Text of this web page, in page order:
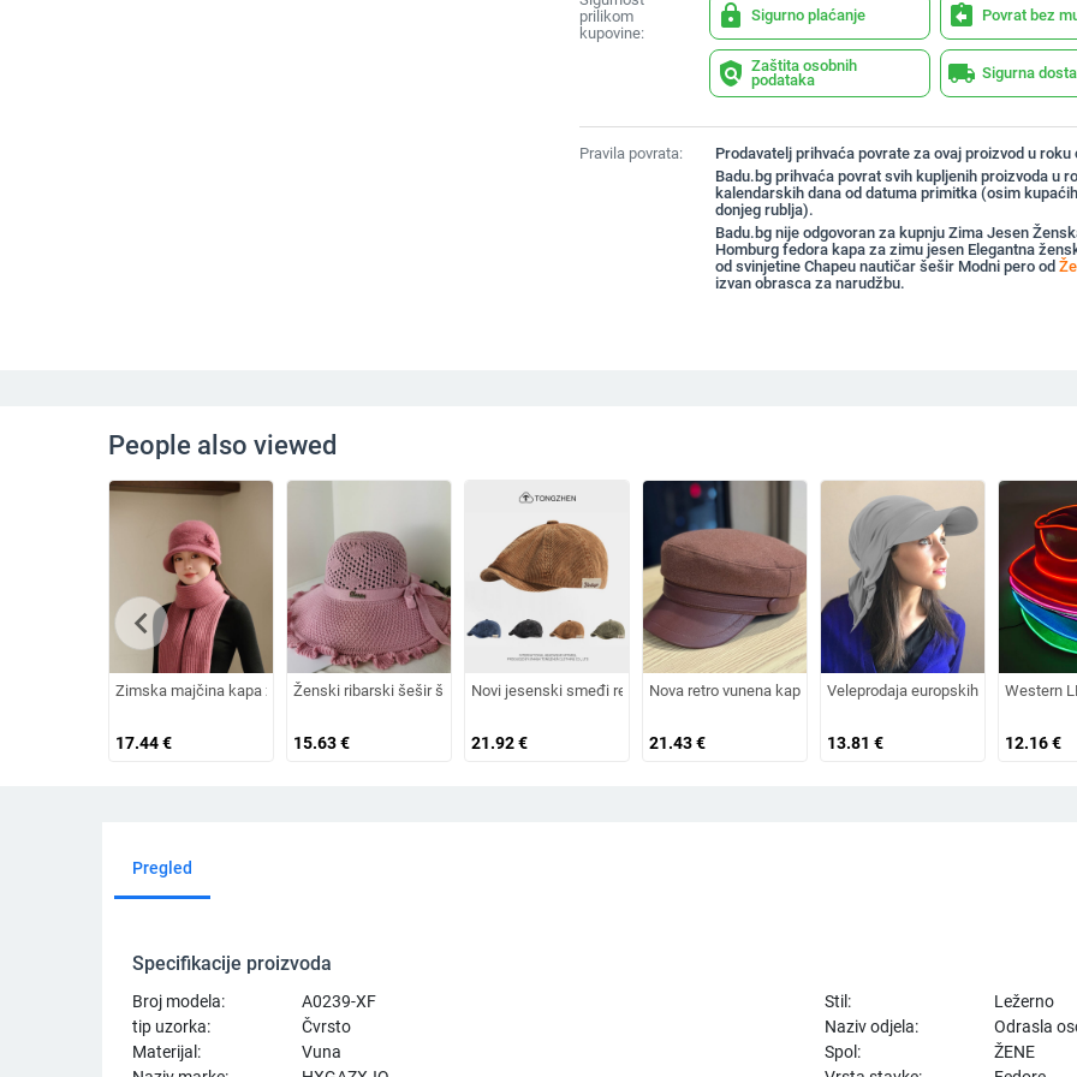
prilikom
kupovine:
lock Sigurno plaćanje assignment_return Povrat bez
policy Zaštita osobnih
podataka
local_shipping Sigurna
Pravila povrata:
Prodavatelj prihvaća povrate za ovaj proizvod u roku
Badu.bg prihvaća povrat svih kupljenih proizvoda u
kalendarskih dana od datuma primitka (osim
donjeg rublja).
Badu.bg nije odgovoran za kupnju Zima Jesen
Homburg fedora kapa za zimu jesen Elegantna
od svinjetine Chapeu nautičar šešir Modni pero od
izvan obrasca za narudžbu.
People also viewed
Zimska majčina kapa za žene srednjih i starijih godina, pletena od zečjeg krzna, otporna na hladnoću, topla, vunena kapa plus baršunasta kapa
17.44€
Ženski ribarski šešir širokog oboda, šešir za sunce, pleteni šešir za sunce, šešir za odmor na plaži, šešir za sunce
15.63€
Novi jesenski smeđi retro baršunasti osmerokutni šešir za muškarce i žene, nošen
21.92€
Nova retro vunena kapa od umjetnog krzna za jesen i zimu
21.43€
Veleprodaja europskih i američkih
13.81 €
Western
12.16€
chevron_left
Pregled
Specifikacije proizvoda
Broj modela: A0239-XF Stil:
Ležerno
tip uzorka:
Čvrsto Naziv odjela:
Odrasla
Materijal:
Vuna Spol:
ŽENE